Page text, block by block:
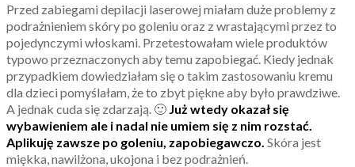
Przed zabiegami depilacji laserowej miałam duże problemy z
podrażnieniem skóry po goleniu oraz z wrastającymi przez to
pojedynczymi włoskami. Przetestowałam wiele produktów
typowo przeznaczonych aby temu zapobiegać. Kiedy jednak
przypadkiem dowiedziałam się o takim zastosowaniu kremu
dla dzieci pomyślałam, że to zbyt piękne aby było prawdziwe.
A jednak cuda się zdarzają. 🙂 Już wtedy okazał się
wybawieniem ale i nadal nie umiem się z nim rozstać.
Aplikuję zawsze po goleniu, zapobiegawczo. Skóra jest
miękka, nawilżona, ukojona i bez podrażnień.